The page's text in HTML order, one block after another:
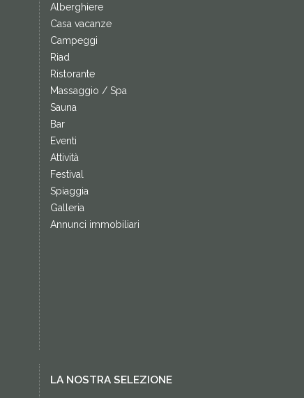
Alberghiere
Casa vacanze
Campeggi
Riad
Ristorante
Massaggio / Spa
Sauna
Bar
Eventi
Attività
Festival
Spiaggia
Galleria
Annunci immobiliari
LA NOSTRA SELEZIONE